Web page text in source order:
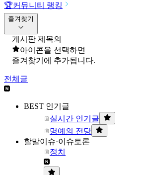
🏆커뮤니티 랭킹
즐겨찾기
게시판 제목의
아이콘을 선택하면
즐겨찾기에 추가됩니다.
전체글
BEST 인기글
실시간 인기글
명예의 전당
할말이슈·이슈토론
정치